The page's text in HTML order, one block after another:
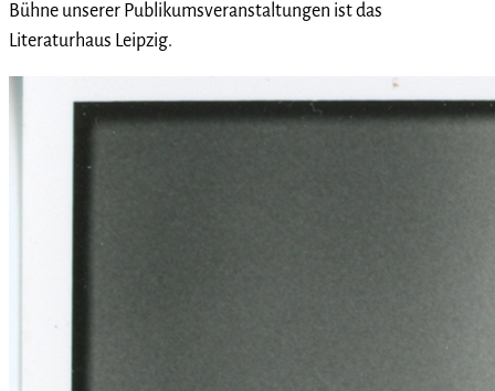
Bühne unserer Publikumsveranstaltungen ist das
Literaturhaus Leipzig.